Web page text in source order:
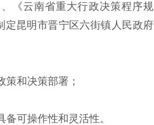
、《云南省重大行政决策程序规
定昆明市晋宁区六街镇人民政府
策和决策部署；
可操作性和灵活性。